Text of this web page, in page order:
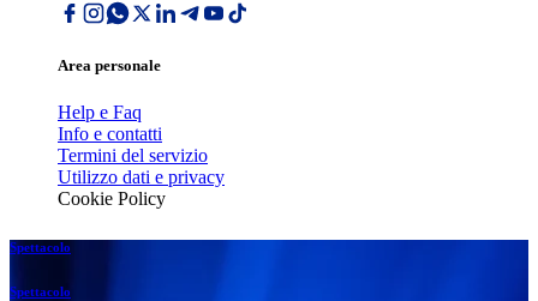
Area personale
Help e Faq
Info e contatti
Termini del servizio
Utilizzo dati e privacy
Cookie Policy
Spettacolo
Spettacolo